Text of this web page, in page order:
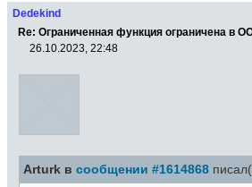
Dedekind
Re: Ограниченная функция ограничена в
26.10.2023, 22:48
Arturk в сообщении #1614868